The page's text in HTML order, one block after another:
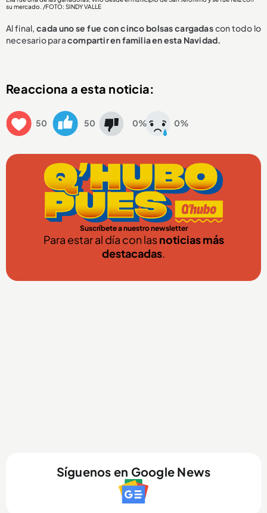
su mercado. /FOTO: SINDY VALLE
Al final, cada uno se fue con cinco bolsas cargadascon todo lo
necesario paracompartir en familia en esta Navidad.
Reacciona a esta noticia:
50 50 0% 0%
Suscríbete a nuestro newsletter
Para estar al día con lasnoticias más
destacadas.
Síguenos en Google News